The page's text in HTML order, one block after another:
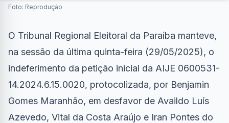
Foto: Reprodução
O Tribunal Regional Eleitoral da Paraíba manteve,
na sessão da última quinta-feira (29/05/2025), o
indeferimento da petição inicial da AIJE 0600531-
14.2024.6.15.0020, protocolizada, por Benjamin
Gomes Maranhão, em desfavor de Availdo Luís
Azevedo, Vital da Costa Araújo e Iran Pontes do